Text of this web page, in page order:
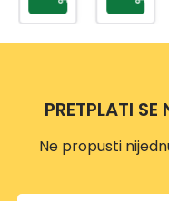
PRETPLATI SE
Ne propusti